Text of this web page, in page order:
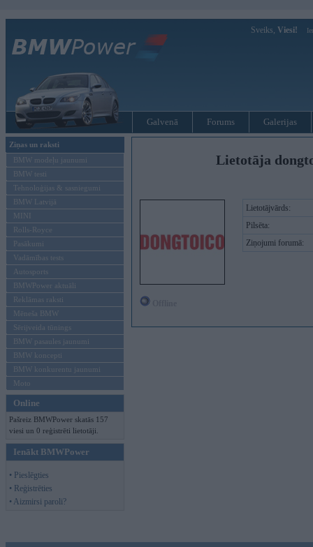
Sveiks, Viesi!
Galvenā Forums Galerijas
Ziņas un raksti
BMW modeļu jaunumi
BMW testi
Tehnoloģijas & sasniegumi
BMW Latvijā
MINI
Rolls-Royce
Pasākumi
Vadāmības tests
Autosports
BMWPower aktuāli
Reklāmas raksti
Mēneša BMW
Sērijveida tūnings
BMW pasaules jaunumi
BMW koncepti
BMW konkurentu jaunumi
Moto
Online
Pašreiz BMWPower skatās 157
viesi un 0 reģistrēti lietotāji.
Ienākt BMWPower
• Pieslēgties
• Reģistrēties
• Aizmirsi paroli?
Lietotāja
Lietotājvārds:
Pilsēta:
Ziņojumi forumā: